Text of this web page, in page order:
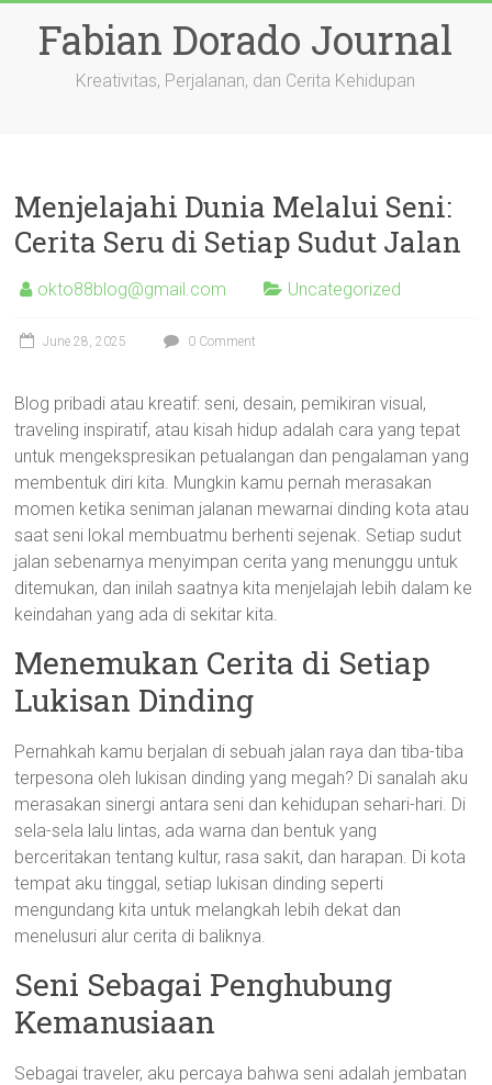
contentFabian Dorado Journal
Kreativitas, Perjalanan, dan Cerita Kehidupan
Menjelajahi Dunia Melalui Seni:
Cerita Seru di Setiap Sudut Jalan
okto88blog@gmail.com Uncategorized
June 28, 2025 0 Comment
Blog pribadi atau kreatif: seni, desain, pemikiran visual,
traveling inspiratif, atau kisah hidup adalah cara yang tepat
untuk mengekspresikan petualangan dan pengalaman yang
membentuk diri kita. Mungkin kamu pernah merasakan
momen ketika seniman jalanan mewarnai dinding kota atau
saat seni lokal membuatmu berhenti sejenak. Setiap sudut
jalan sebenarnya menyimpan cerita yang menunggu untuk
ditemukan, dan inilah saatnya kita menjelajah lebih dalam ke
keindahan yang ada di sekitar kita.
Menemukan Cerita di Setiap
Lukisan Dinding
Pernahkah kamu berjalan di sebuah jalan raya dan tiba-tiba
terpesona oleh lukisan dinding yang megah? Di sanalah aku
merasakan sinergi antara seni dan kehidupan sehari-hari. Di
sela-sela lalu lintas, ada warna dan bentuk yang
berceritakan tentang kultur, rasa sakit, dan harapan. Di kota
tempat aku tinggal, setiap lukisan dinding seperti
mengundang kita untuk melangkah lebih dekat dan
menelusuri alur cerita di baliknya.
Seni Sebagai Penghubung
Kemanusiaan
Sebagai traveler, aku percaya bahwa seni adalah jembatan